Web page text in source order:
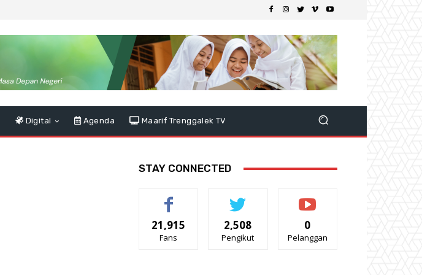
Digital Agenda Maarif Trenggalek TV
STAY CONNECTED
21,915
Fans
2,508
Pengikut
0
Pelanggan